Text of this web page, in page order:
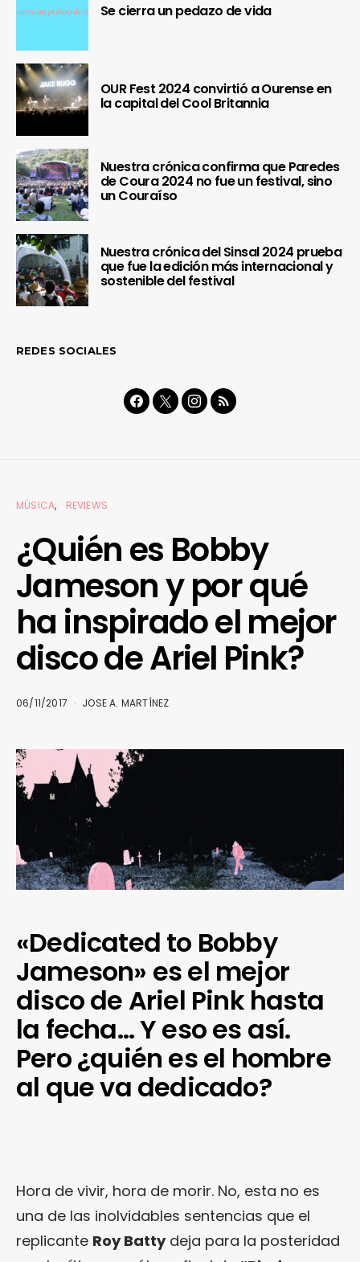
Se cierra un pedazo de vida
OUR Fest 2024 convirtió a Ourense en
la capital del Cool Britannia
Nuestra crónica confirma que Paredes
de Coura 2024 no fue un festival, sino
un Couraíso
Nuestra crónica del Sinsal 2024 prueba
que fue la edición más internacional y
sostenible del festival
REDES SOCIALES
MÚSICA REVIEWS
¿Quién es Bobby
Jameson y por qué
ha inspirado el mejor
disco de Ariel Pink?
06/11/2017 JOSE A. MARTÍNEZ
«Dedicated to Bobby
Jameson» es el mejor
disco de Ariel Pink hasta
la fecha… Y eso es así.
Pero ¿quién es el hombre
al que va dedicado?
Hora de vivir, hora de morir. No, esta no es
una de las inolvidables sentencias que el
replicante Roy Battydeja para la posteridad